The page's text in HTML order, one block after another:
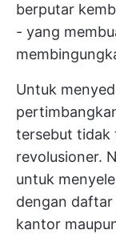
berputar
- yang
Untuk
tersebut tidak
revolusioner.
untuk
dengan daftar
kantor